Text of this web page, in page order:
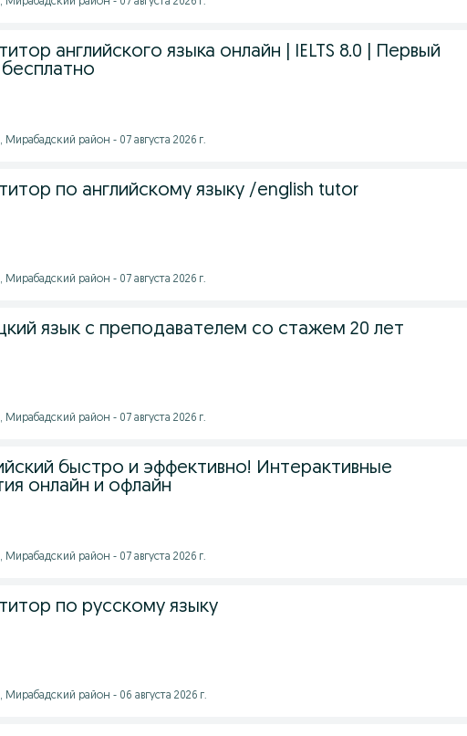
английского языка онлайн | IELTS 8.0 | Первый
Мирабадский район - 07 августа 2026 г.
по английскому языку /english tutor
Мирабадский район - 07 августа 2026 г.
язык с преподавателем со стажем 20 лет
Мирабадский район - 07 августа 2026 г.
быстро и эффективно! Интерактивные
онлайн и офлайн
Мирабадский район - 07 августа 2026 г.
по русскому языку
Мирабадский район - 06 августа 2026 г.